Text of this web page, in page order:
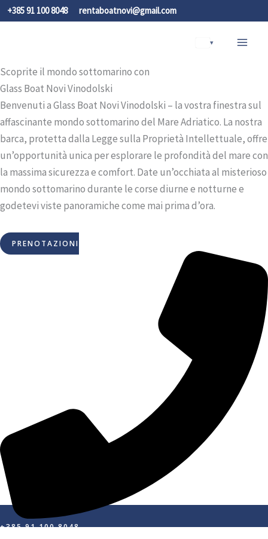
Vai
al
+385 91 100 8048 rentaboatnovi@gmail.com
▾
Scoprite il mondo sottomarino con
Glass Boat Novi Vinodolski
Benvenuti a Glass Boat Novi Vinodolski – la vostra finestra sul
affascinante mondo sottomarino del Mare Adriatico. La nostra
barca, protetta dalla Legge sulla Proprietà Intellettuale, offre
un’opportunità unica per esplorare le profondità del mare con
la massima sicurezza e comfort. Date un’occhiata al misterioso
mondo sottomarino durante le corse diurne e notturne e
godetevi viste panoramiche come mai prima d’ora.
PRENOTAZIONI
+385 91 100 8048